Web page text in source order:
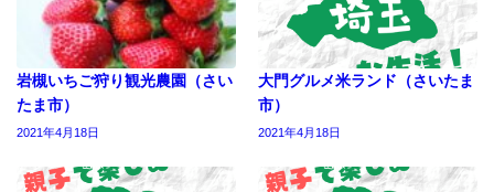
岩槻いちご狩り観光農園（さい
たま市）
2021年4月18日
大門グルメ米ランド（さいたま
市）
2021年4月18日